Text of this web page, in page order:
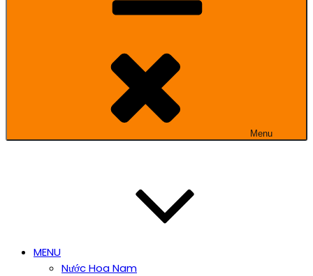
Menu
MENU
Nước Hoa Nam